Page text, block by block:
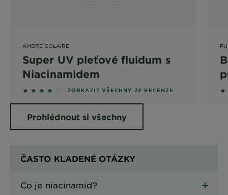
AMBRE SOLAIRE
Super UV pleťové fluidum s
Niacinamidem
4 out of 5 stars based on reviews
ZOBRAZIT VŠECHNY 22 RECENZE 5
Prohlédnout si všechny
produkty
ČASTO KLADENÉ OTÁZKY
Co je niacinamid?